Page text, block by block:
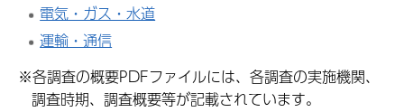
電気・ガス・水道
運輸・通信
※各調査の概要PDFファイルには、各調査の実施機関、
調査時期、調査概要等が記載されています。